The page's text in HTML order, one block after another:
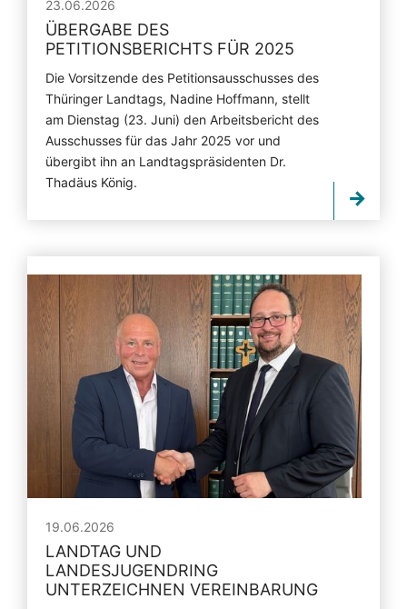
23.06.2026
ÜBERGABE DES
PETITIONSBERICHTS FÜR 2025
Die Vorsitzende des Petitionsausschusses des
Thüringer Landtags, Nadine Hoffmann, stellt
am Dienstag (23. Juni) den Arbeitsbericht des
Ausschusses für das Jahr 2025 vor und
übergibt ihn an Landtagspräsidenten Dr.
Thadäus König.
19.06.2026
LANDTAG UND
LANDESJUGENDRING
UNTERZEICHNEN VEREINBARUNG